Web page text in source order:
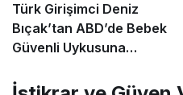
Türk Girişimci Deniz
Bıçak’tan ABD’de Bebek
Güvenli Uykusuna